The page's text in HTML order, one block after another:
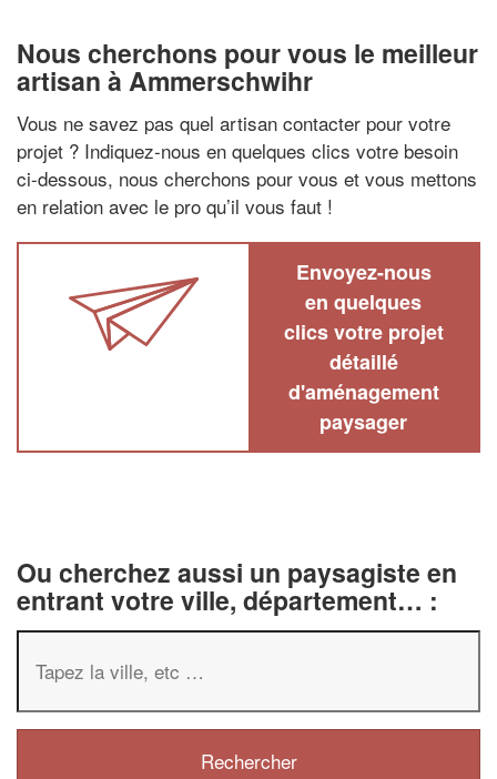
Nous cherchons pour vous le meilleur
artisan à Ammerschwihr
Vous ne savez pas quel artisan contacter pour votre
projet ? Indiquez-nous en quelques clics votre besoin
ci-dessous, nous cherchons pour vous et vous mettons
en relation avec le pro qu’il vous faut !
Envoyez-nous
en quelques
clics votre projet
détaillé
d'aménagement
paysager
Ou cherchez aussi un paysagiste en
entrant votre ville, département… :